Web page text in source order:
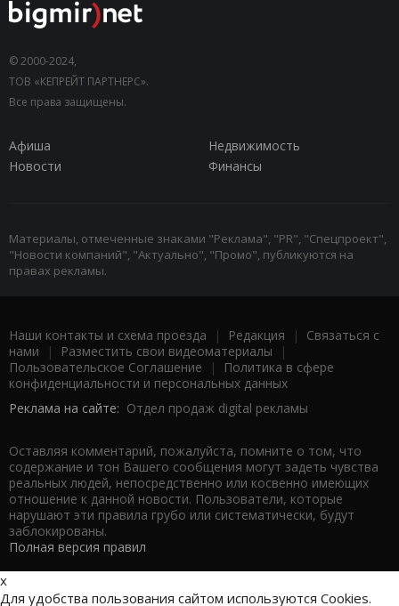
© 2000-2024,
ТОВ «КЕПРЕЙТ ПАРТНЕРС».
Все права защищены.
Афиша
Недвижимость
Новости
Финансы
Материалы, отмеченные знаками "Реклама", "PR", "Спецпроект",
"Новости компаний", "Актуально", "Промо", публикуются на
правах рекламы.
Наши контакты и схема проезда | Редакция | Связаться с
нами | Разместить свои видеоматериалы |
Пользовательское Соглашение |
Политика в сфере
конфиденциальности и персональных данных
Реклама на сайте: Отдел продаж digital рекламы
Оставляя комментарий, пожалуйста, помните о том, что
содержание и тон Вашего сообщения могут задеть чувства
реальных людей, непосредственно или косвенно имеющих
отношение к данной новости. Пользователи, которые
нарушают эти правила грубо или систематически, будут
заблокированы.
Полная версия правил
x
Для удобства пользования сайтом используются Cookies.